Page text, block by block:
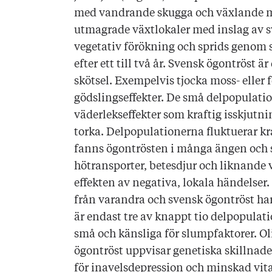
med vandrande skugga och
utmagrade växtlokaler med inslag av
vegetativ förökning och sprids genom
efter ett till två år. Svensk ögontröst
skötsel. Exempelvis tjocka moss- eller
gödslingseffekter. De små
väderlekseffekter som kraftig
torka. Delpopulationerna fluktuerar
fanns ögontrösten i många ängen
hötransporter, betesdjur och
effekten av negativa, lokala
från varandra och svensk ögontröst
är endast tre av knappt tio
små och känsliga för slumpfaktorer.
ögontröst uppvisar genetiska
för inavelsdepression och minskad